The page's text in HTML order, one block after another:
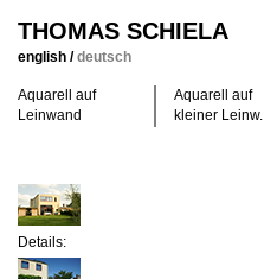
THOMAS SCHIELA
english /deutsch
Aquarell auf
Leinwand
Aquarell auf
kleiner Leinw.
Details: